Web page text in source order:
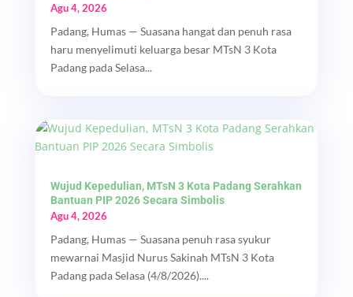
Agu 4, 2026
Padang, Humas — Suasana hangat dan penuh rasa
haru menyelimuti keluarga besar MTsN 3 Kota
Padang pada Selasa...
Wujud Kepedulian, MTsN 3 Kota Padang Serahkan
Bantuan PIP 2026 Secara Simbolis
Agu 4, 2026
Padang, Humas — Suasana penuh rasa syukur
mewarnai Masjid Nurus Sakinah MTsN 3 Kota
Padang pada Selasa (4/8/2026)....